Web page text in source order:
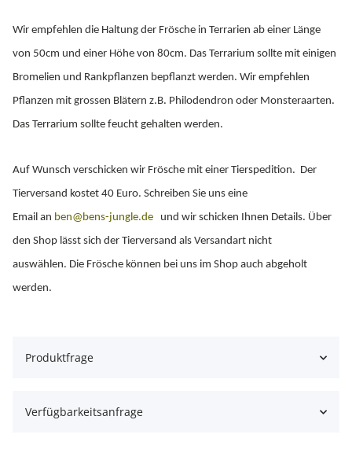
Wir empfehlen die Haltung der Frösche in Terrarien ab einer Länge
von 50cm und einer Höhe von 80cm. Das Terrarium sollte mit einigen
Bromelien und Rankpflanzen bepflanzt werden. Wir empfehlen
Pflanzen mit grossen Blätern z.B. Philodendron oder Monsteraarten.
Das Terrarium sollte feucht gehalten werden.
Auf Wunsch verschicken wir Frösche mit einer Tierspedition. Der
Tierversand kostet 40 Euro. Schreiben Sie uns eine
Email an ben@bens-jungle.de
und wir schicken Ihnen Details. Über
den Shop lässt sich der Tierversand als Versandart nicht
auswählen. Die Frösche können bei uns im Shop auch abgeholt
werden.
Produktfrage
Verfügbarkeitsanfrage